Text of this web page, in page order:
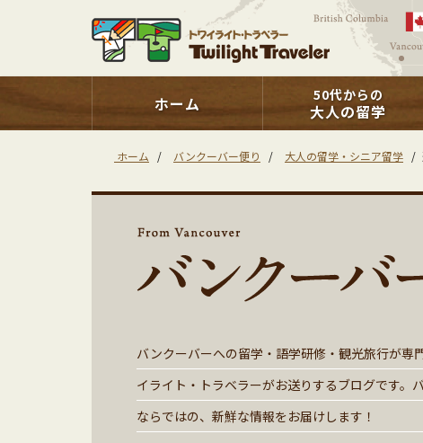
ホーム 50代からの
大人の留学
ホーム / バンクーバー便り / 大人の留学・シニア留学 /
バンクーバーへの留学・語学研修・観光旅行が専
イライト・トラベラーがお送りするブログです。
ならではの、新鮮な情報をお届けします！